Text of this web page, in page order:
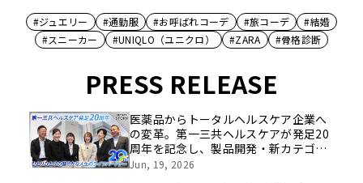
#ジュエリー #通勤服 #お呼ばれコーデ #旅コーデ
#結婚
#スニーカー
#UNIQLO（ユニクロ） #ZARA #骨格診断
PRESS RELEASE
医薬品からトータルヘルスケア企業へ
の変革。第一三共ヘルスケアが発足20
周年を記念し、製品開発・新カテゴリ
挑戦の舞台や旧社統合時のエピソード
Jun, 19, 2026